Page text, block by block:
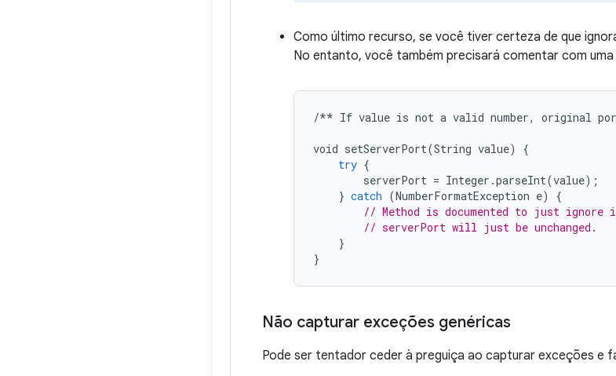
Como último recurso, se você tiver certeza de que
No entanto, você também precisará comentar com
/** If value is not a valid number, original
void setServerPort(String value)
{
try {
serverPort = Integer .parseInt(value);
} catch (NumberFormatException e)
{
// Method is documented to just ignore
// serverPort will just be unchanged.
}
}
Não capturar exceções genéricas
Pode ser tentador ceder à preguiça ao capturar exceções e